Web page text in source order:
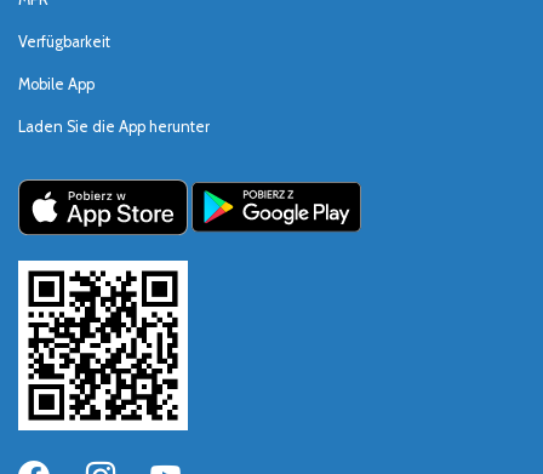
Verfügbarkeit
Mobile App
Laden Sie die App herunter